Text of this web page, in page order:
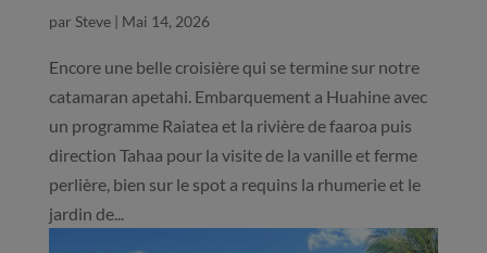
par Steve| Mai 14, 2026
Encore une belle croisière qui se termine sur notre
catamaran apetahi. Embarquement a Huahine avec
un programme Raiatea et la rivière de faaroa puis
direction Tahaa pour la visite de la vanille et ferme
perlière, bien sur le spot a requins la rhumerie et le
jardin de...